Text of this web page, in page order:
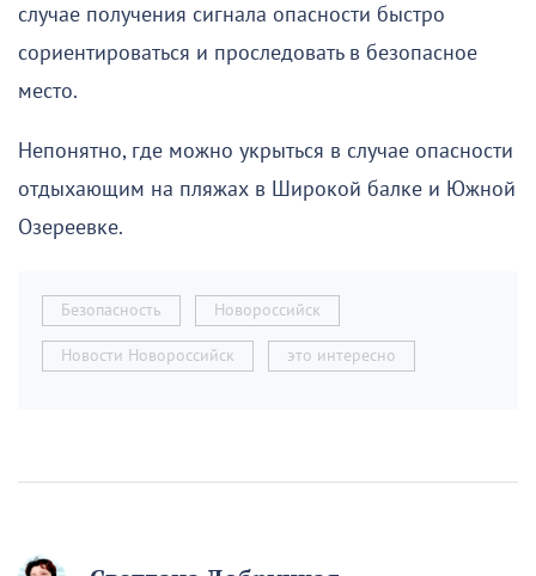
случае получения сигнала опасности быстро
сориентироваться и проследовать в безопасное
место.
Непонятно, где можно укрыться в случае опасности
отдыхающим на пляжах в Широкой балке и Южной
Озереевке.
Безопасность Новороссийск
Новости Новороссийск это интересно